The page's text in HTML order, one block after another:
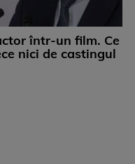
într-un film. Ce
nici de castingul